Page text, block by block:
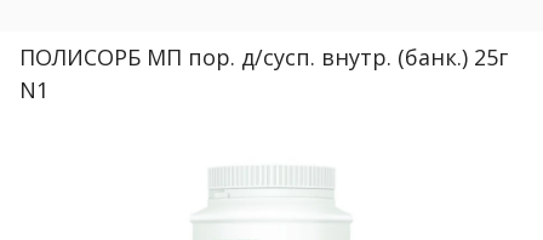
ПОЛИСОРБ МП пор. д/сусп. внутр. (банк.) 25г
N1